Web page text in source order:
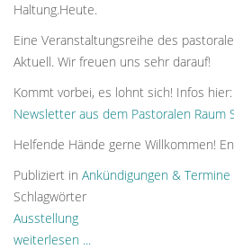
Haltung.Heute.
Eine Veranstaltungsreihe des
Aktuell. Wir freuen uns sehr darauf!
Kommt vorbei, es lohnt sich! Infos hier:
Newsletter aus dem Pastoralen Raum
Helfende Hände gerne Willkommen!
Publiziert in Ankündigungen & Termine
Schlagwörter
Ausstellung
weiterlesen ...